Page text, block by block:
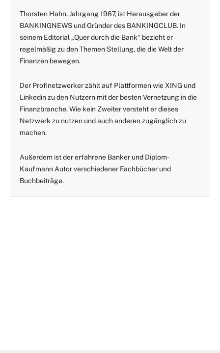
Thorsten Hahn, Jahrgang 1967, ist Herausgeber der
BANKINGNEWS und Gründer des BANKINGCLUB. In
seinem Editorial „Quer durch die Bank“ bezieht er
regelmäßig zu den Themen Stellung, die die Welt der
Finanzen bewegen.
Der Profinetzwerker zählt auf Plattformen wie XING und
Linkedin zu den Nutzern mit der besten Vernetzung in die
Finanzbranche. Wie kein Zweiter versteht er dieses
Netzwerk zu nutzen und auch anderen zugänglich zu
machen.
Außerdem ist der erfahrene Banker und Diplom-
Kaufmann Autor verschiedener Fachbücher und
Buchbeiträge.